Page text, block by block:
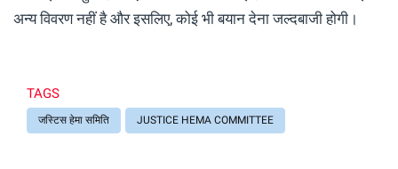
अन्य विवरण नहीं है और इसलिए, कोई भी बयान देना जल्दबाजी होगी।
TAGS
जस्टिस हेमा समिति JUSTICE HEMA COMMITTEE